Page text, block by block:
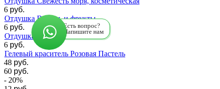
6 руб.
Отдушка Ваниль и фрукты
6 руб.
Отдушка Вишня
6 руб.
Гелевый краситель Розовая Пастель
48 руб.
60 руб.
- 20%
Есть вопрос?
Напишите нам